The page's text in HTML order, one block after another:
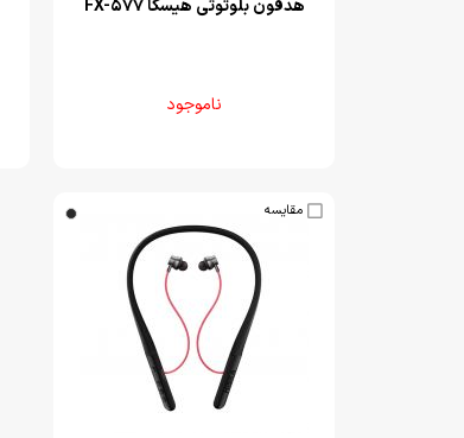
هدفون بلوتوثی هیسکا FX-577
ناموجود
مقایسه